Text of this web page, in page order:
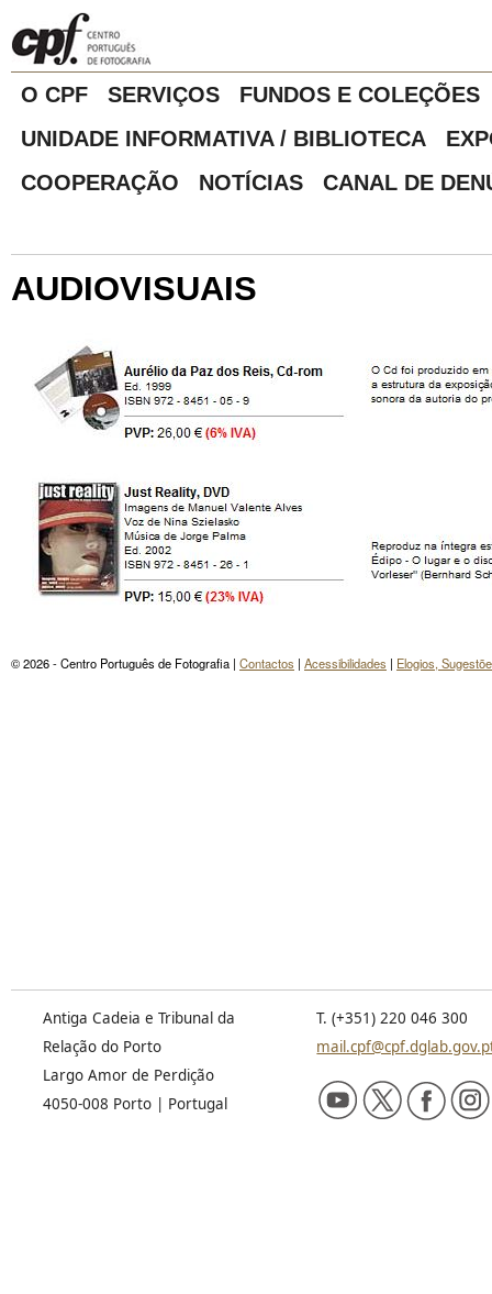
O CPF SERVIÇOS
FUNDOS E COLEÇÕES
UNIDADE INFORMATIVA / BIBLIOTECA
COOPERAÇÃO
NOTÍCIAS CANAL DE
AUDIOVISUAIS
Antiga Cadeia e Tribunal da
Relação do Porto
Largo Amor de Perdição
4050-008 Porto | Portugal
T. (+351) 220 046 300
© 2026 - Centro Português de Fotografia | Contactos | Acessibilidades | Elogios,